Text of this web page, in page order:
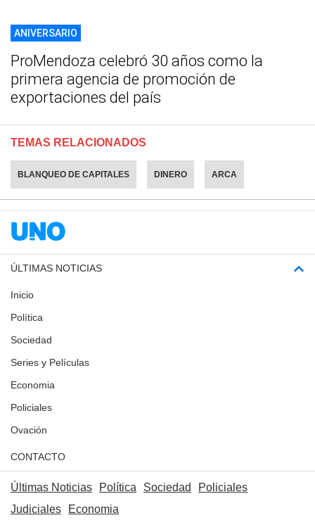
ANIVERSARIO
ProMendoza celebró 30 años como la
primera agencia de promoción de
exportaciones del país
TEMAS RELACIONADOS
BLANQUEO DE CAPITALES DINERO ARCA
ÚLTIMAS NOTICIAS
Inicio
Política
Sociedad
Series y Películas
Economia
Policiales
Ovación
CONTACTO
Últimas Noticias Política Sociedad
Policiales
Judiciales
Economia